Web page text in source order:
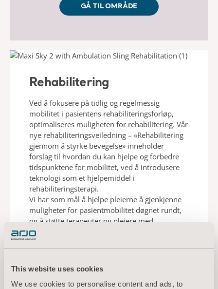
This website uses cookies
We use cookies to personalise content and ads, to
GÅ TIL OMRÅDE
Rehabilitering
Ved å fokusere på tidlig og regelmessig
mobilitet i pasientens rehabiliteringsforløp,
optimaliseres muligheten for rehabilitering. Vår
nye rehabiliteringsveiledning – «Rehabilitering
gjennom å styrke bevegelse» inneholder
forslag til hvordan du kan hjelpe og forbedre
tidspunktene for mobilitet, ved å introdusere
teknologi som et hjelpemiddel i
rehabiliteringsterapi.
Vi har som mål å hjelpe pleierne å gjenkjenne
muligheter for pasientmobilitet døgnet rundt,
og å støtte terapeuter og pleiere med
innovative måter å bruke utstyret på for klinisk
validerte rehabiliterings- og